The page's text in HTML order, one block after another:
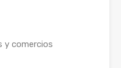
y comercios